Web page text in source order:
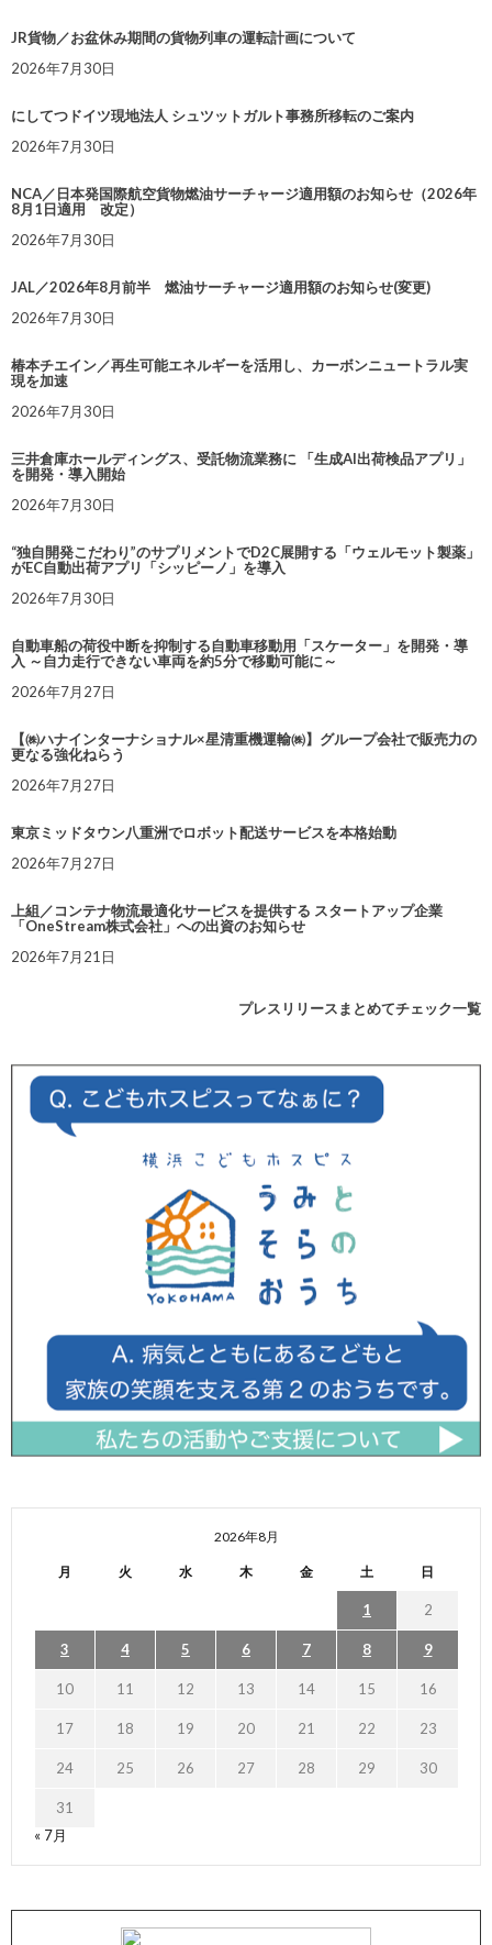
JR貨物／お盆休み期間の貨物列車の運転計画について
2026年7月30日
にしてつドイツ現地法人 シュツットガルト事務所移転のご案内
2026年7月30日
NCA／日本発国際航空貨物燃油サーチャージ適用額のお知らせ（2026年
8月1日適用 改定）
2026年7月30日
JAL／2026年8月前半 燃油サーチャージ適用額のお知らせ(変更)
2026年7月30日
椿本チエイン／再生可能エネルギーを活用し、カーボンニュートラル実
現を加速
2026年7月30日
三井倉庫ホールディングス、受託物流業務に 「生成AI出荷検品アプリ」
を開発・導入開始
2026年7月30日
“独自開発こだわり”のサプリメントでD2C展開する「ウェルモット製薬」
がEC自動出荷アプリ「シッピーノ」を導入
2026年7月30日
自動車船の荷役中断を抑制する自動車移動用「スケーター」を開発・導
入 ～自力走行できない車両を約5分で移動可能に～
2026年7月27日
【㈱ハナインターナショナル×星清重機運輸㈱】グループ会社で販売力の
更なる強化ねらう
2026年7月27日
東京ミッドタウン八重洲でロボット配送サービスを本格始動
2026年7月27日
上組／コンテナ物流最適化サービスを提供する スタートアップ企業
「OneStream株式会社」への出資のお知らせ
2026年7月21日
プレスリリースまとめてチェック一覧
2026年8月
月 火 水 木 金 土 日
1 2
3 4 5 6 7 8 9
10 11 12 13 14 15 16
17 18 19 20 21 22 23
24 25 26 27 28 29 30
31
« 7月